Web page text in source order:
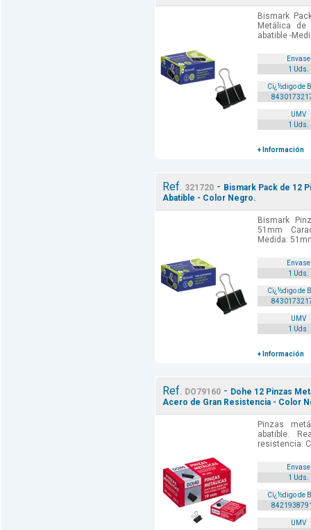
Bismark
Metálica de
abatible -
Envase
1 Uds.
Cï¿½digo de
UMV
1 Uds.
+ Información
Ref. 321720- Bismark Pack de 12
Abatible - Color Negro.
Bismark
51mm
Medida:
Envase
1 Uds.
Cï¿½digo de
UMV
1 Uds.
+ Información
Ref. DO79160- Dohe 12 Pinzas
Acero de Gran Resistencia - Color
Pinzas
abatible.
resistencia.
Envase
1 Uds.
Cï¿½digo de
UMV